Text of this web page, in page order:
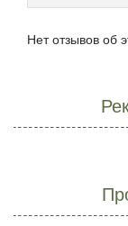
Нет отзывов об